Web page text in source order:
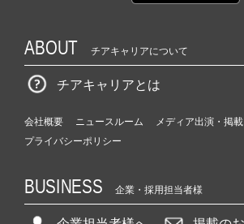
ABOUT チアキャリアについて
チアキャリアとは
会社概要 ニュースルーム
メディア出演・掲載
プライバシーポリシー
BUSINESS 企業・採用担当者様